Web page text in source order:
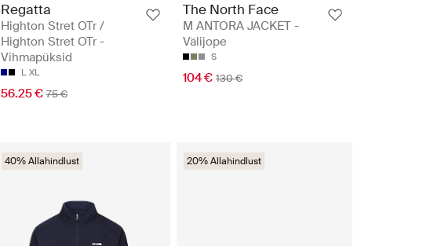
Regatta
Highton Stret OTr /
Highton Stret OTr -
Vihmapüksid
L XL
56.25 € 75 €
The North Face
M ANTORA JACKET -
Välijope
S
104 € 130 €
40% Allahindlust 20% Allahindlust